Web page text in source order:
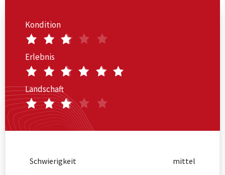
Kondition
Erlebnis
Landschaft
Schwierigkeit
mittel